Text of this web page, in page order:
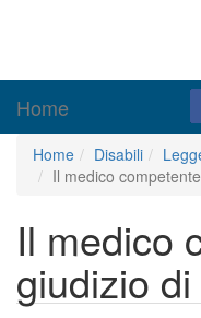
Home
Home Disabili
Il medico
Il medico
giudizio